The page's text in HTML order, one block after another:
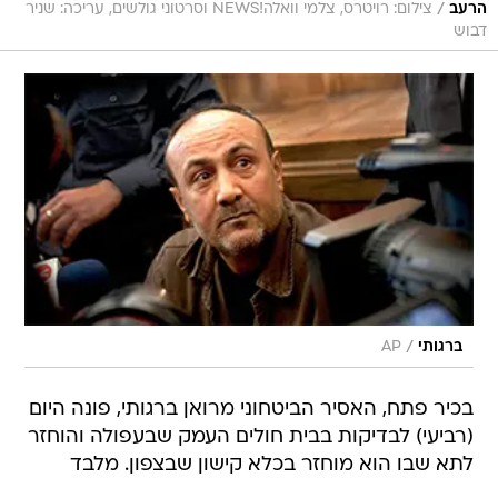
הרעב /
צילום: רויטרס, צלמי וואלה!NEWS וסרטוני גולשים, עריכה: שניר
דבוש
ברגותי /
AP
בכיר פתח, האסיר הביטחוני מרואן ברגותי, פונה היום
(רביעי) לבדיקות בבית חולים העמק שבעפולה והוחזר
לתא שבו הוא מוחזר בכלא קישון שבצפון. מלבד